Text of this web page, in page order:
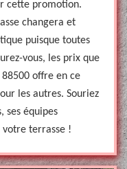
cette promotion.
changera et
puisque toutes
vous, les prix que
offre en ce
les autres. Souriez
ses équipes
terrasse !